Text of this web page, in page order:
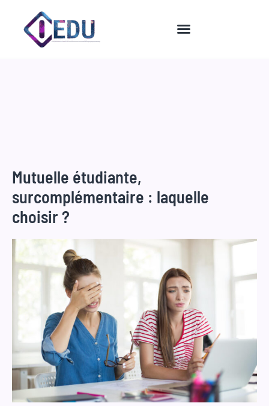
contenu
Mutuelle étudiante,
surcomplémentaire : laquelle
choisir ?